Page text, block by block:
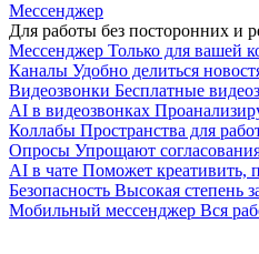
Мессенджер
Для работы без посторонних и
Мессенджер Только для вашей
Каналы Удобно делиться
Видеозвонки Бесплатные
AI в видеозвонках
Коллабы Пространства для
Опросы Упрощают
AI в чате Поможет креативить,
Безопасность Высокая степень
Мобильный мессенджер Вся